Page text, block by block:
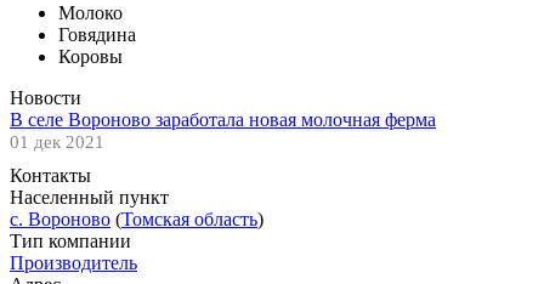
Молоко
Говядина
Коровы
Новости
В селе Вороново заработала новая молочная ферма
01 дек 2021
Контакты
Населенный пункт
с. Вороново (Томская область)
Тип компании
Производитель